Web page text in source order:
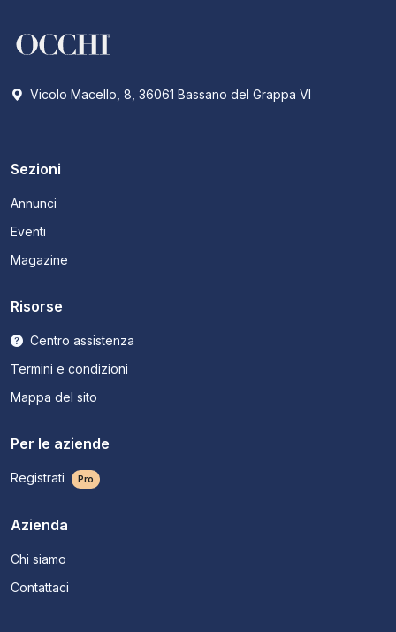
Vicolo Macello, 8, 36061 Bassano del Grappa VI
Sezioni
Annunci
Eventi
Magazine
Risorse
Centro assistenza
Termini e condizioni
Mappa del sito
Per le aziende
Registrati Pro
Azienda
Chi siamo
Contattaci